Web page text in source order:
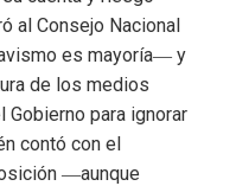
al Consejo Nacional
es mayoría― y
de los medios
para ignorar
contó con el
―aunque